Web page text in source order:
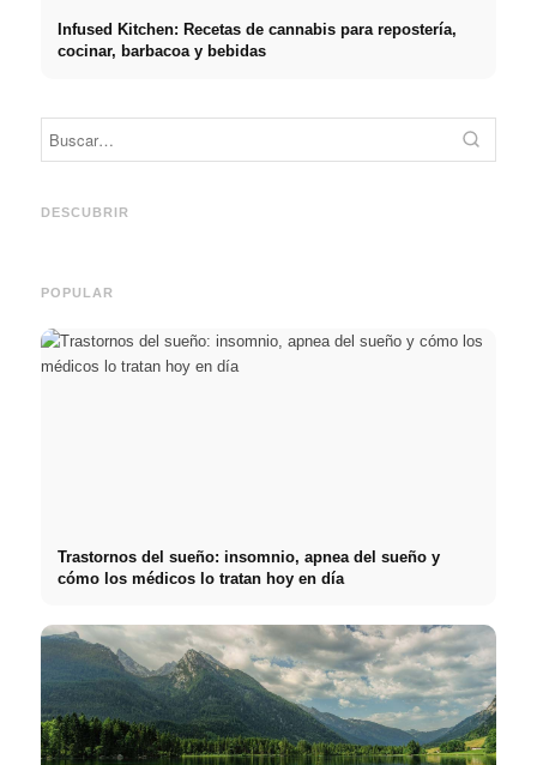
Infused Kitchen: Recetas de cannabis para repostería,
cocinar, barbacoa y bebidas
DESCUBRIR
Mehr Verkäufe durch gezieltes
POPULAR
Trastornos del sueño: insomnio, apnea del sueño y
cómo los médicos lo tratan hoy en día